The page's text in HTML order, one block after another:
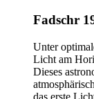
Fadschr
Unter
Licht am
Dieses
das erste